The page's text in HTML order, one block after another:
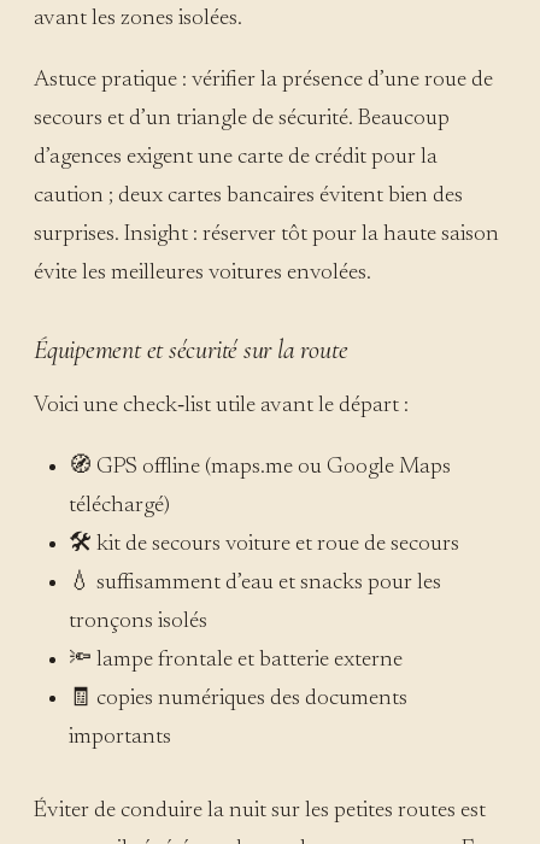
avant les zones isolées.
Astuce pratique : vérifier la présence d’une roue de
secours et d’un triangle de sécurité. Beaucoup
d’agences exigent une carte de crédit pour la
caution ; deux cartes bancaires évitent bien des
surprises. Insight : réserver tôt pour la haute saison
évite les meilleures voitures envolées.
Équipement et sécurité sur la route
Voici une check‑list utile avant le départ :
🧭 GPS offline (maps.me ou Google Maps
téléchargé)
🛠 kit de secours voiture et roue de secours
💧 suffisamment d’eau et snacks pour les
tronçons isolés
🔦 lampe frontale et batterie externe
🧾 copies numériques des documents
importants
Éviter de conduire la nuit sur les petites routes est